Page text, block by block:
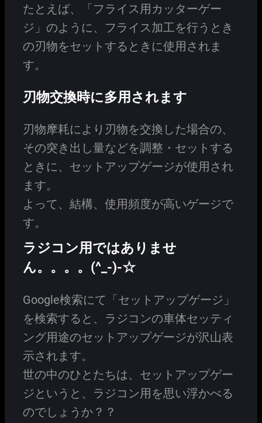
たとえば、「フライス用カッターゲー
ジ」のように、フライス加工を行うとき
の刃物をセットするときに使用されま
す。
刃物交換時に多用されます
刃物摩耗により刃物を交換した場合の、
その突き出し量などを調整・セットする
ときに、セットアップゲージが使用され
ます。
よって、結構、使用頻度が高いゲージで
す。
ラジコン用ではありませ
ん。。。。(^_-)-☆
Google検索にて「セットアップゲージ」
を検索すると、ラジコンの車体セッティ
ング用途のセットアップゲージが沢山表
示されます。
世の中のひとたちは、セットアップゲー
ジというと、ラジコン用を思い浮かべる
のでしょうか？？